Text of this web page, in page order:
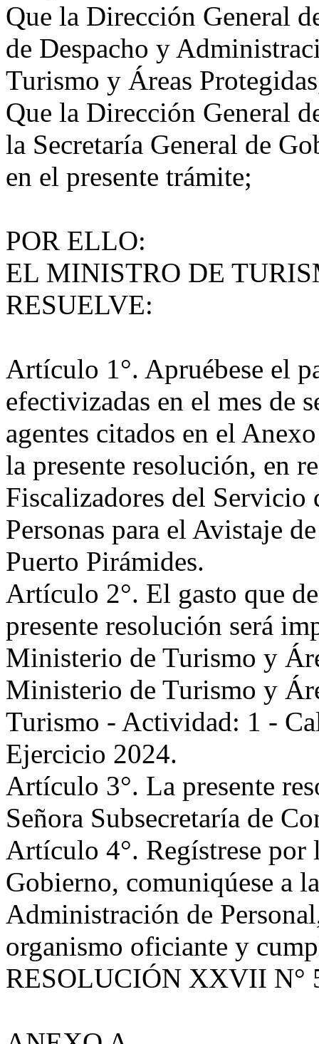
Que la Dirección General
de Despacho y
Turismo y Áreas
Que la Dirección General
la Secretaría General de
en el presente trámite;
POR ELLO:
EL MINISTRO DE
RESUELVE:
Artículo 1°. Apruébese el
efectivizadas en el mes de
agentes citados en el
la presente resolución, en
Fiscalizadores del Servicio
Personas para el Avistaje
Puerto Pirámides.
Artículo 2°. El gasto que
presente resolución será
Ministerio de Turismo y
Ministerio de Turismo y
Turismo - Actividad: 1 -
Ejercicio 2024.
Artículo 3°. La presente
Señora Subsecretaría de
Artículo 4°. Regístrese por
Gobierno, comuniqúese a
Administración de
organismo oficiante y
RESOLUCIÓN XXVII N°